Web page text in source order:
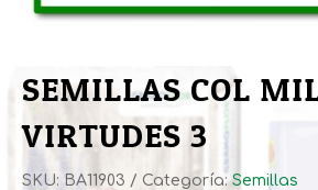
SEMILLAS COL
VIRTUDES 3
SKU: BA11903 Categoría: Semillas